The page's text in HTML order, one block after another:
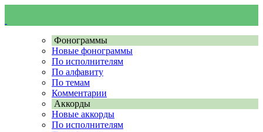
Фонограммы
Новые фонограммы
По исполнителям
По алфавиту
По темам
Комментарии
Аккорды
Новые аккорды
По исполнителям